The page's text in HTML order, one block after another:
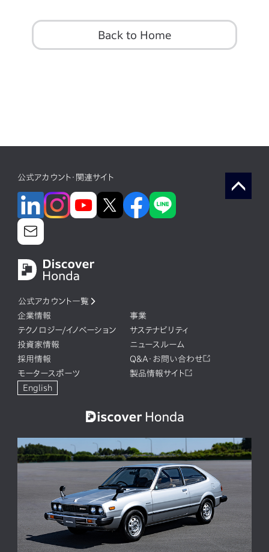
Back to Home
公式アカウント・関連サイト
公式アカウント一覧
企業情報
事業
テクノロジー/イノベーション
サステナビリティ
投資家情報
ニュースルーム
採用情報
Q&A・お問い合わせ
モータースポーツ
製品情報サイト
English